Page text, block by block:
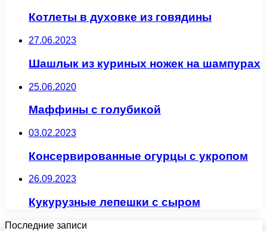
Котлеты в духовке из говядины
27.06.2023
Шашлык из куриных ножек на шампурах
25.06.2020
Маффины с голубикой
03.02.2023
Консервированные огурцы с укропом
26.09.2023
Кукурузные лепешки с сыром
Последние записи